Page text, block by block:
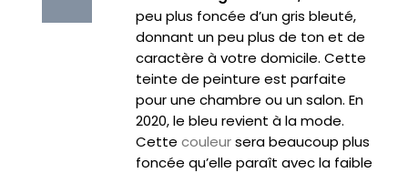
peu plus foncée d’un gris bleuté,
donnant un peu plus de ton et de
caractère à votre domicile. Cette
teinte de peinture est parfaite
pour une chambre ou un salon. En
2020, le bleu revient à la mode.
Cette couleursera beaucoup plus
foncée qu’elle paraît avec la faible